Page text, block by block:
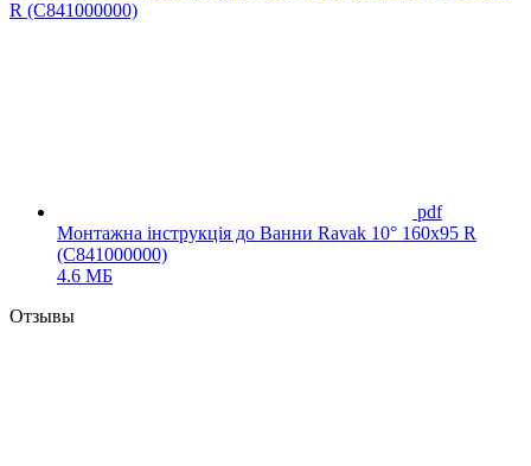
pdf
Монтажна інструкція до Ванни Ravak 10° 160x95 R
(C841000000)
4.6 МБ
Отзывы